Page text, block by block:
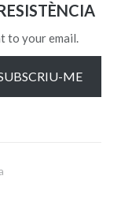
to your email.
ME